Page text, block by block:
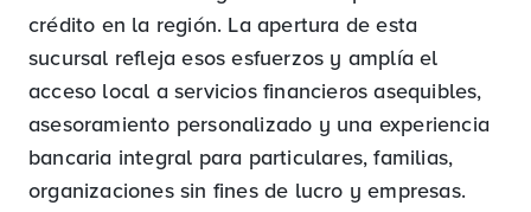
crédito en la región. La apertura de esta
sucursal refleja esos esfuerzos y amplía el
acceso local a servicios financieros asequibles,
asesoramiento personalizado y una experiencia
bancaria integral para particulares, familias,
organizaciones sin fines de lucro y empresas.